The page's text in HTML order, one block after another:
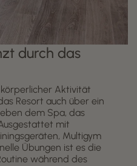
durch das
Aktivität
Resort auch über ein
dem Spa, das
mit
Multigym
Übungen ist es die
während des